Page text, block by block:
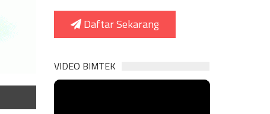
Daftar Sekarang
VIDEO BIMTEK